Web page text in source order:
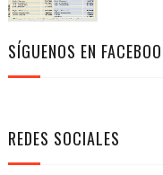
SÍGUENOS EN
REDES SOCIALES